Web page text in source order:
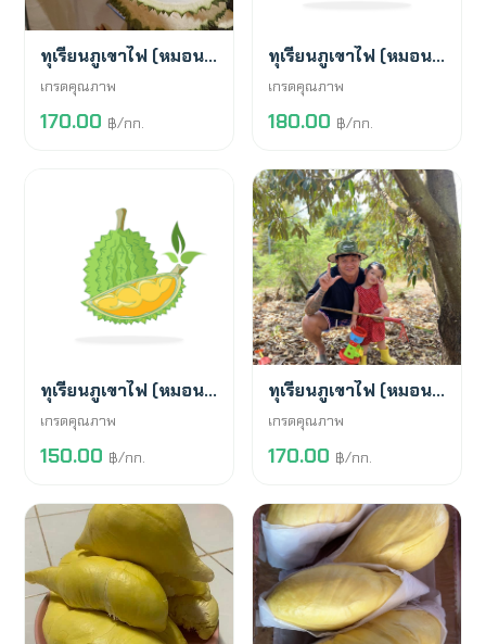
พร้อมขาย ทุเรียนภูเขาไฟ (หมอนทอง)
เกรดคุณภาพ
170.00 ฿/กก.
สั่งจองล่วงหน้า ทุเรียนภูเขาไฟ (หมอนทอง)
เกรดคุณภาพ
180.00 ฿/กก.
สั่งจองล่วงหน้า ทุเรียนภูเขาไฟ (หมอนทอง)
เกรดคุณภาพ
150.00 ฿/กก.
พร้อมขาย ทุเรียนภูเขาไฟ (หมอนทอง)
เกรดคุณภาพ
170.00 ฿/กก.